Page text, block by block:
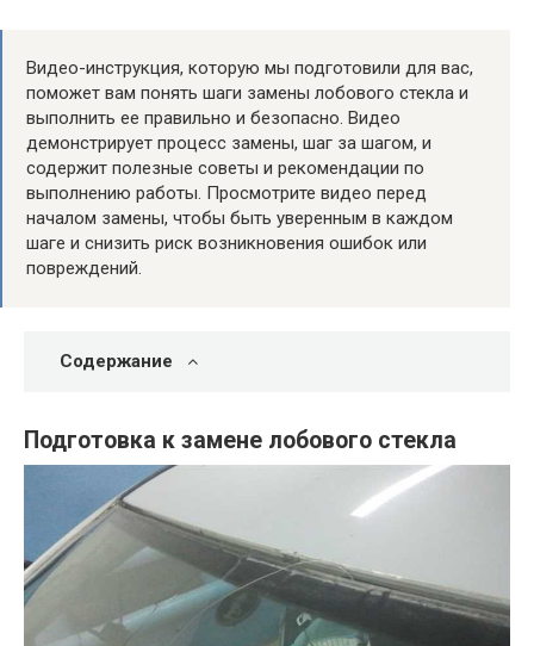
Видео-инструкция, которую мы подготовили для вас,
поможет вам понять шаги замены лобового стекла и
выполнить ее правильно и безопасно. Видео
демонстрирует процесс замены, шаг за шагом, и
содержит полезные советы и рекомендации по
выполнению работы. Просмотрите видео перед
началом замены, чтобы быть уверенным в каждом
шаге и снизить риск возникновения ошибок или
повреждений.
Содержание
Подготовка к замене лобового стекла